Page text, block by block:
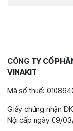
CÔNG TY CỔ
VINAKIT
Mã số thuế:
Giấy chứng nhận
Nội cấp ngày 09/